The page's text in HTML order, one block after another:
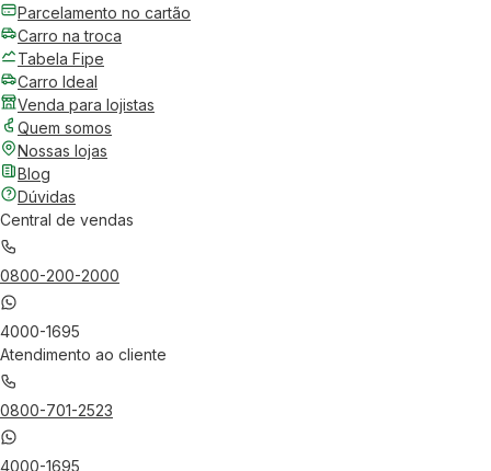
Parcelamento no cartão
Carro na troca
Tabela Fipe
Carro Ideal
Venda para lojistas
Quem somos
Nossas lojas
Blog
Dúvidas
Central de vendas
0800-200-2000
4000-1695
Atendimento ao cliente
0800-701-2523
4000-1695